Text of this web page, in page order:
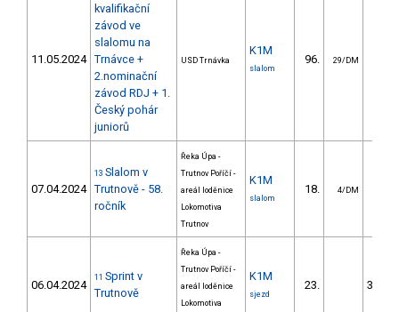
11.05.2024
kvalifikační
závod ve
slalomu na
Trnávce +
2.nominační
závod RDJ + 1.
Český pohár
juniorů
USD Trnávka
K1M
slalom
96. 29/DM
07.04.2024
13 Slalom v
Trutnově - 58.
ročník
Řeka Úpa -
Trutnov Poříčí -
areál loděnice
Lokomotiva
Trutnov
K1M
slalom
18. 4/DM
06.04.2024
11 Sprint v
Trutnově
Řeka Úpa -
Trutnov Poříčí -
areál loděnice
Lokomotiva
K1M
sjezd
23.